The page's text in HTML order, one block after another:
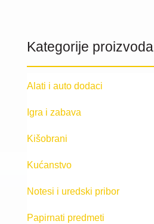
Kategorije proizvoda
Alati i auto dodaci
Igra i zabava
Kišobrani
Kućanstvo
Notesi i uredski pribor
Papirnati predmeti